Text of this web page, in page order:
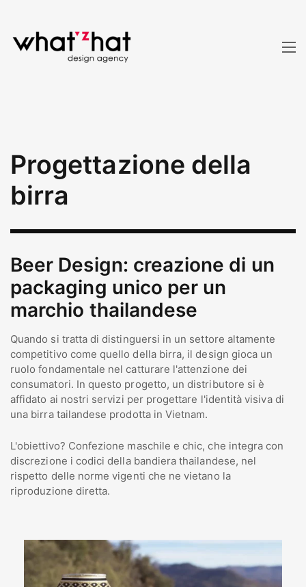
Progettazione della
birra
Beer Design: creazione di un
packaging unico per un
marchio thailandese
Quando si tratta di distinguersi in un settore altamente
competitivo come quello della birra, il design gioca un
ruolo fondamentale nel catturare l'attenzione dei
consumatori. In questo progetto, un distributore si è
affidato ai nostri servizi per progettare l'identità visiva di
una birra tailandese prodotta in Vietnam.
L'obiettivo? Confezione maschile e chic, che integra con
discrezione i codici della bandiera thailandese, nel
rispetto delle norme vigenti che ne vietano la
riproduzione diretta.